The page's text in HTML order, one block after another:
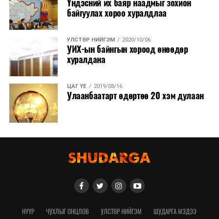
тохируулга болон ашиглалтад хүлээлгэн өгөх бэлтгэл
ажлыг гүйцэтгэж байна.
Үндэсний их баяр наадмыг зохион
байгуулах хороо хуралдлаа
УЛСТӨР НИЙГЭМ 2020/10/06
УИХ-ын байнгын хороод өнөөдөр
хуралдана
ЦАГ ҮЕ 2019/08/16
Улаанбаатарт өдөртөө 20 хэм дулаан
НҮҮР ЧУХЛЫГ ОНЦЛОВ УЛСТӨР НИЙГЭМ ШУДАРГА МЭДЭЭ